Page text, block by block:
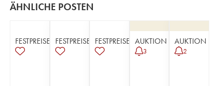
ÄHNLICHE POSTEN
FESTPREISE FESTPREISE FESTPREISE AUKTION
3
AUKTION
2